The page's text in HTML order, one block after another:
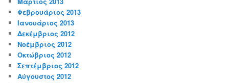
Φεβρουάριος 2013
Ιανουάριος 2013
Δεκέμβριος 2012
Νοέμβριος 2012
Οκτώβριος 2012
Σεπτέμβριος 2012
Αύγουστος 2012